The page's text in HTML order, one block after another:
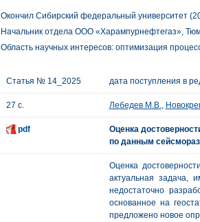
Окончил Сибирский федеральный университет
Начальник отдела ООО «Харампурнефтегаз»,
Область научных интересов: оптимизация
Статья № 14_2025 дата поступления в
27 с. Лебедев М.В.,
pdf
Оценка
по данным
Оценка
актуальная задача,
недостаточно
основанное на
предложено новое